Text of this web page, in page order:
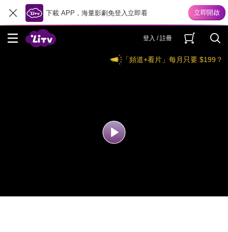
下載 APP，海量影劇免登入立即看
登入 / 註冊
「頻道+看片」每月只要 $199？